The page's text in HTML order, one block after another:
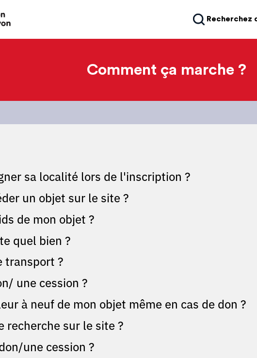
Recherchez
Comment ça marche ?
sa localité lors de l'inscription ?
un objet sur le site ?
de mon objet ?
quel bien ?
transport ?
une cession ?
à neuf de mon objet même en cas de don ?
recherche sur le site ?
une cession ?